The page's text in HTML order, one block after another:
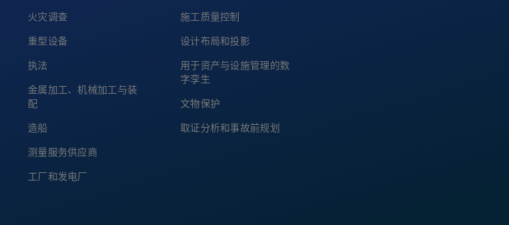
火灾调查
重型设备
执法
金属加工、机械加工与装
配
造船
测量服务供应商
工厂和发电厂
施工质量控制
设计布局和投影
用于资产与设施管理的数
字孪生
文物保护
取证分析和事故前规划